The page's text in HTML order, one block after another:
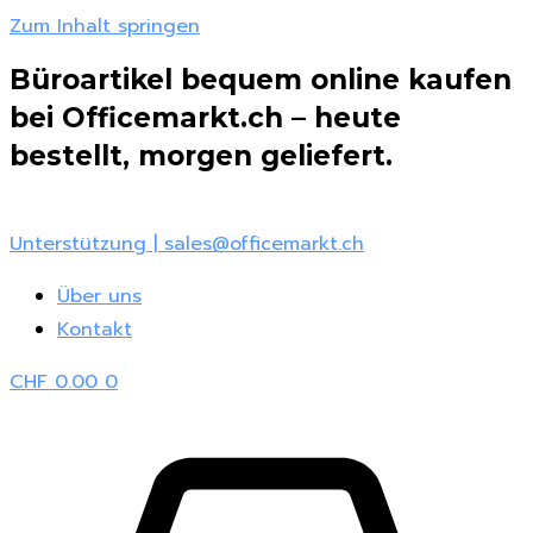
Zum Inhalt springen
Büroartikel bequem online kaufen
bei Officemarkt.ch – heute
bestellt, morgen geliefert.
Unterstützung | sales@officemarkt.ch
Über uns
Kontakt
CHF0.00 0